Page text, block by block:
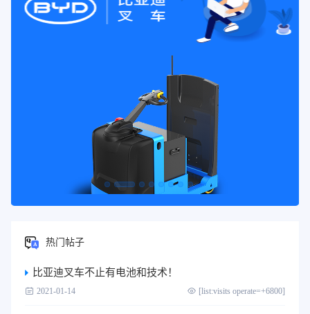
热门帖子
比亚迪叉车不止有电池和技术！
2021-01-14 [list:visits operate=+6800]